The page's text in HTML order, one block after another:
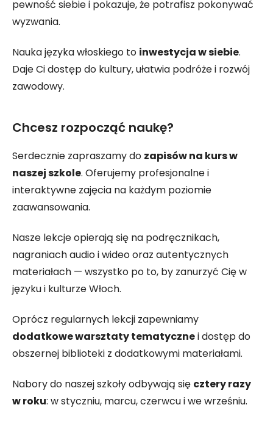
pewność siebie i pokazuje, że potrafisz pokonywać
wyzwania.
Nauka języka włoskiego to inwestycja w siebie.
Daje Ci dostęp do kultury, ułatwia podróże i rozwój
zawodowy.
Chcesz rozpocząć naukę?
Serdecznie zapraszamy do zapisów na kurs w
naszej szkole. Oferujemy profesjonalne i
interaktywne zajęcia na każdym poziomie
zaawansowania.
Nasze lekcje opierają się na podręcznikach,
nagraniach audio i wideo oraz autentycznych
materiałach — wszystko po to, by zanurzyć Cię w
języku i kulturze Włoch.
Oprócz regularnych lekcji zapewniamy
dodatkowe warsztaty tematycznei dostęp do
obszernej biblioteki z dodatkowymi materiałami.
Nabory do naszej szkoły odbywają się cztery razy
w roku: w styczniu, marcu, czerwcu i we wrześniu.